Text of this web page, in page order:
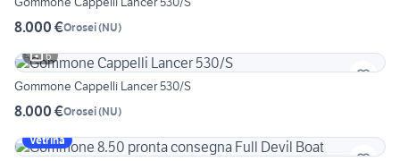
8.000 €Orosei(NU)
6
Gommone Cappelli Lancer 530/S
8.000 €Orosei(NU)
Vetrina